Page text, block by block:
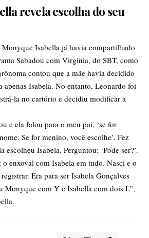
revela escolha do seu
Isabella já havia compartilhado
Sabadou com Virginia, do SBT, como
contou que a mãe havia decidido
apenas Isabela. No entanto, Leonardo foi
la no cartório e decidiu modificar a
e ela falou para o meu pai, ‘se for
Se for menino, você escolhe’. Fez
escolheu Isabela. Perguntou: ‘Pode ser?’.
o enxoval com Isabela em tudo. Nasci e o
Era para ser Isabela Gonçalves
Monyque com Y e Isabella com dois L”,